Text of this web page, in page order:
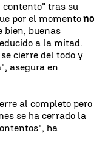
contento" tras su
por el momentono
bien, buenas
a la mitad.
cierre del todo y
asegura en
al completo pero
se ha cerrado la
ha